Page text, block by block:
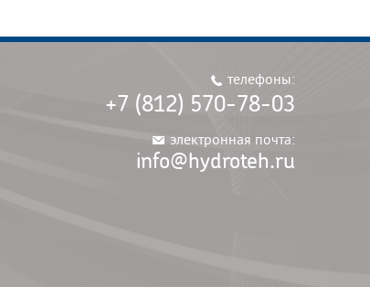
телефоны:
+7 (812) 570-78-03
электронная почта:
info@hydroteh.ru